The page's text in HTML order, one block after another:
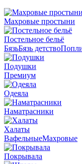
Махровые простыни
Постельное бельё
БязьБязь детство
Подушки
Премиум
Одеяла
Наматрасники
Халаты
ВафельныеМахровые
Покрывала